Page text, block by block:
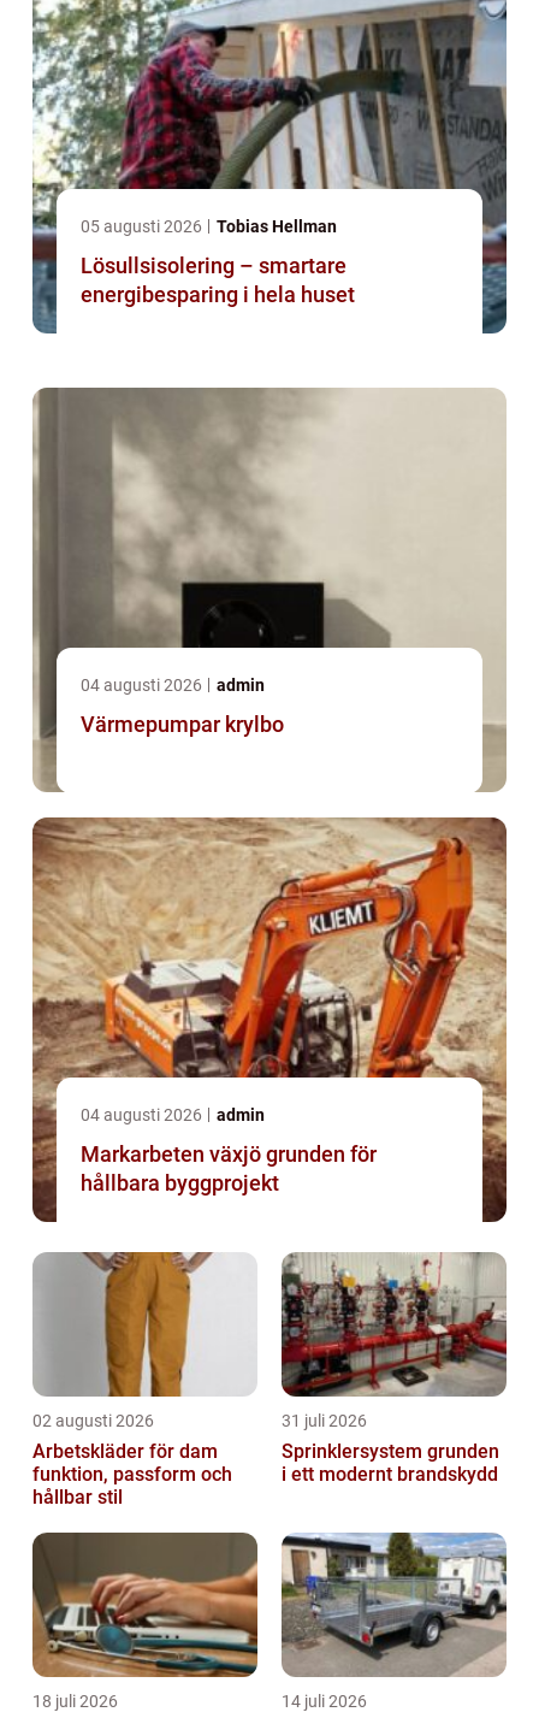
05 augusti 2026 Tobias Hellman
Lösullsisolering – smartare
energibesparing i hela huset
04 augusti 2026 admin
Värmepumpar krylbo
04 augusti 2026 admin
Markarbeten växjö grunden för
hållbara byggprojekt
02 augusti 2026
Arbetskläder för dam
funktion, passform och
hållbar stil
31 juli 2026
Sprinklersystem grunden
i ett modernt brandskydd
18 juli 2026 14 juli 2026